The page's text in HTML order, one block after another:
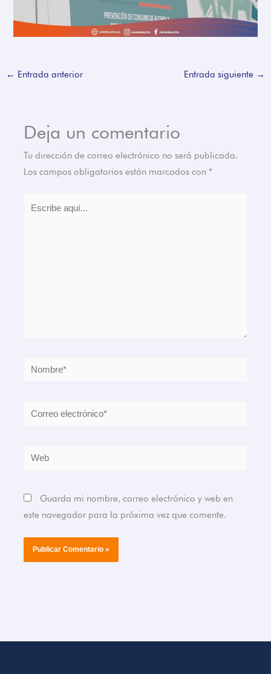
← Entrada anterior Entrada siguiente →
Deja un comentario
Tu dirección de correo electrónico no será publicada.
Los campos obligatorios están marcados con *
Nombre*
Correo
Web
Guarda mi nombre, correo electrónico y web en
este navegador para la próxima vez que comente.